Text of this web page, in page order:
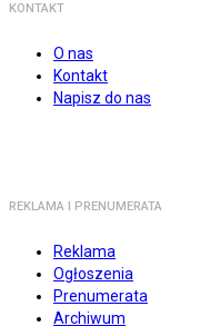
KONTAKT
O nas
Kontakt
Napisz do nas
REKLAMA I PRENUMERATA
Reklama
Ogłoszenia
Prenumerata
Archiwum